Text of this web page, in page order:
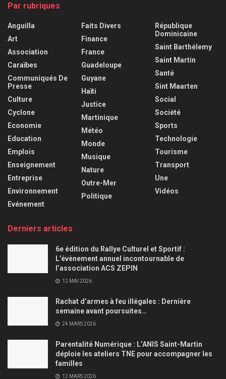
Par rubriques
Anguilla
Art
Association
Caraïbes
Communiqués De
Presse
Culture
Cyclone
Economie
Education
Emplois
Enseignement
Entreprise
Environnement
Evénement
Faits Divers
Finance
France
Guadeloupe
Guyane
Haïti
Justice
Martinique
Météo
Monde
Musique
Nature
Outre-Mer
Politique
République
Dominicaine
Saint Barthélemy
Saint Martin
Santé
Sint Maarten
Social
Société
Sports
Technologie
Tourisme
Transport
Une
Vidéos
Derniers articles
6e édition du Rallye Culturel et Sportif :
L’évènement annuel incontournable de
l’association ACS ZEPIN
12 MAI 2026
Rachat d’armes à feu illégales : Dernière
semaine avant poursuites…
24 MARS 2026
Parentalité Numérique : L’ANIS Saint-Martin
déploie les ateliers TNE pour accompagner les
familles
12 MARS 2026